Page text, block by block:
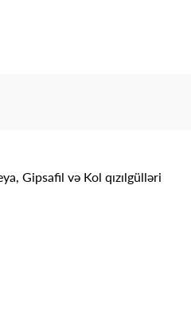
Gipsafil və Kol qızılgülləri